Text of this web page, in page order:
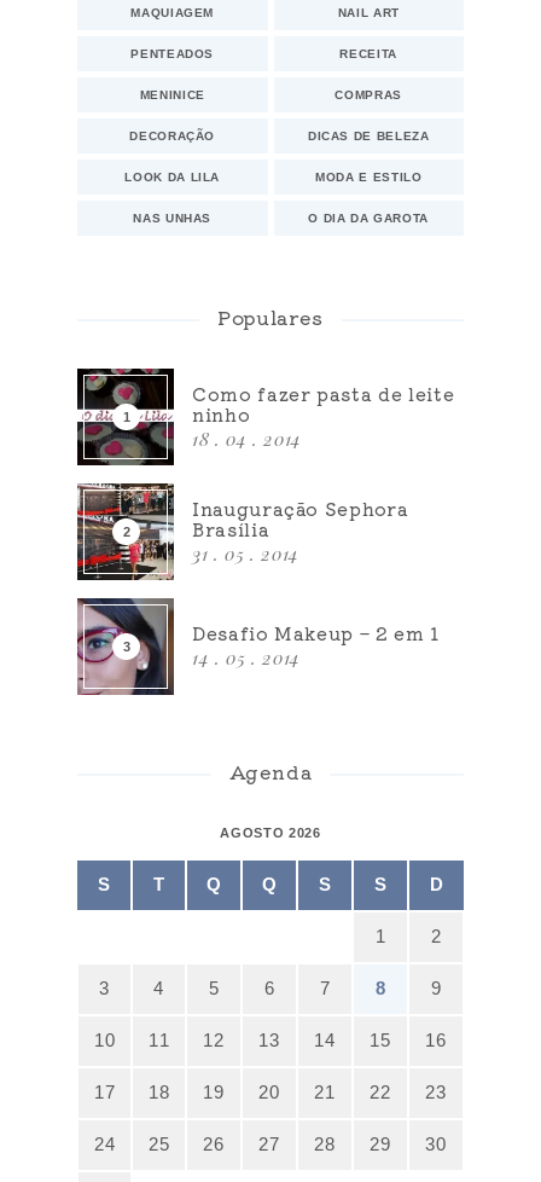
MAQUIAGEM NAIL ART
PENTEADOS RECEITA
MENINICE COMPRAS
DECORAÇÃO DICAS DE BELEZA
LOOK DA LILA MODA E ESTILO
NAS UNHAS O DIA DA GAROTA
Populares
Como fazer pasta de leite
ninho
18 . 04 . 2014
Inauguração Sephora
Brasília
31 . 05 . 2014
Desafio Makeup – 2 em 1
14 . 05 . 2014
Agenda
AGOSTO 2026
S T Q Q S S D
1 2
3 4 5 6 7 8 9
10 11 12 13 14 15 16
17 18 19 20 21 22 23
24 25 26 27 28 29 30